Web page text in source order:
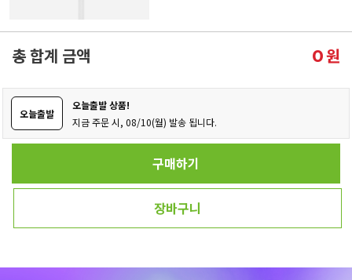
총 합계 금액 0원
오늘출발
오늘출발 상품!
지금 주문 시, 08/10(월) 발송 됩니다.
구매하기
장바구니